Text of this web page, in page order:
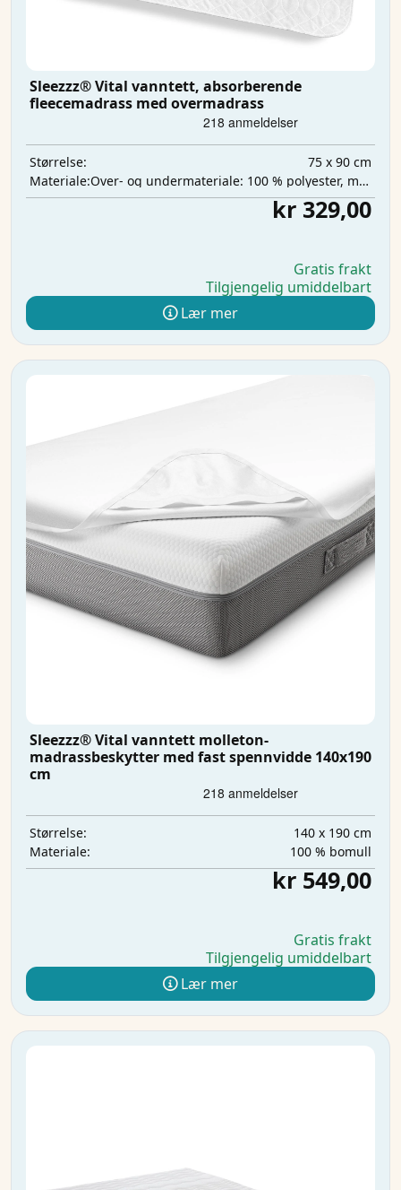
Sleezzz® Vital vanntett, absorberende
fleecemadrass med overmadrass
Størrelse:
75 x 90 cm
Materiale:
Over- og undermateriale: 100 % polyester, mellomlag: 100 % polyuretan, absorberende lag: 100 % polyester
kr 329,00
Gratis frakt
Tilgjengelig umiddelbart
Lær mer
Sleezzz® Vital vanntett molleton-
madrassbeskytter med fast spennvidde 140x190
cm
Størrelse:
140 x 190 cm
Materiale:
100 % bomull
kr 549,00
Gratis frakt
Tilgjengelig umiddelbart
Lær mer